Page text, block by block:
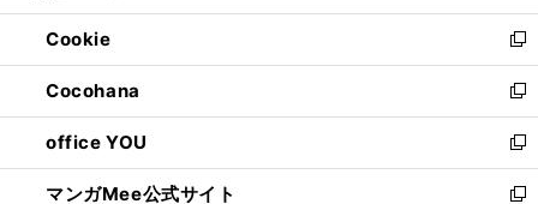
開
く
ウ
で
開
く
ン
ド
ウ
で
開
く
ウ
ィ
ン
ド
ウ
で
開
く
Cookie
新
し
い
ウ
ィ
ン
ド
Cocohana
新
し
い
ウ
ィ
office YOU
新
し
い
マンガMee公式サイト
新